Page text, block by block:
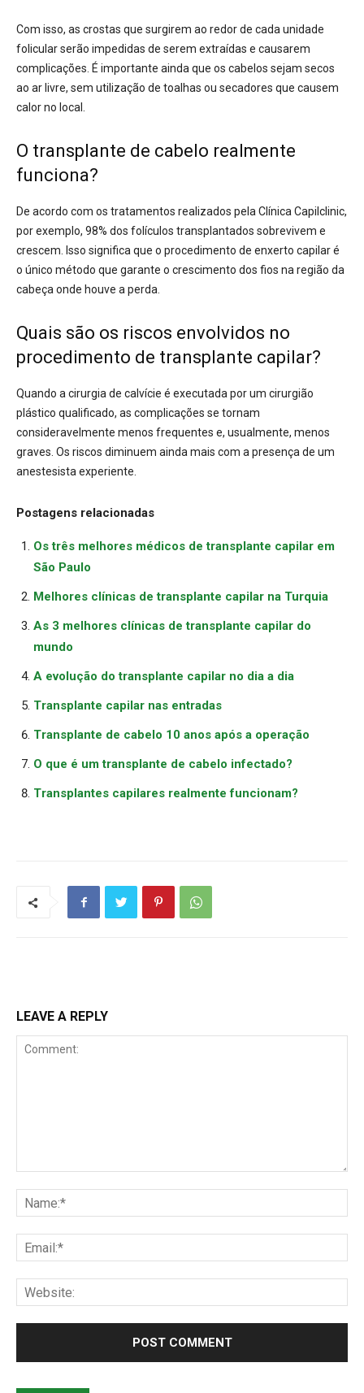
Com isso, as crostas que surgirem ao redor de cada unidade
folicular serão impedidas de serem extraídas e causarem
complicações. É importante ainda que os cabelos sejam secos
ao ar livre, sem utilização de toalhas ou secadores que causem
calor no local.
O transplante de cabelo realmente
funciona?
De acordo com os tratamentos realizados pela Clínica Capilclinic,
por exemplo, 98% dos folículos transplantados sobrevivem e
crescem. Isso significa que o procedimento de enxerto capilar é
o único método que garante o crescimento dos fios na região da
cabeça onde houve a perda.
Quais são os riscos envolvidos no
procedimento de transplante capilar?
Quando a cirurgia de calvície é executada por um cirurgião
plástico qualificado, as complicações se tornam
consideravelmente menos frequentes e, usualmente, menos
graves. Os riscos diminuem ainda mais com a presença de um
anestesista experiente.
Postagens relacionadas
Os três melhores médicos de transplante capilar em
São Paulo
Melhores clínicas de transplante capilar na Turquia
As 3 melhores clínicas de transplante capilar do
mundo
A evolução do transplante capilar no dia a dia
Transplante capilar nas entradas
Transplante de cabelo 10 anos após a operação
O que é um transplante de cabelo infectado?
Transplantes capilares realmente funcionam?
LEAVE A REPLY